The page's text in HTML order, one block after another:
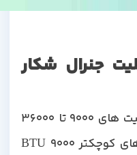
جنرال شکار
کولر گازی شکار جنرال در ظرفیت های 9000 تا 36000
BTU موجود می باشد. مدل های کوچکتر 9000 BTU